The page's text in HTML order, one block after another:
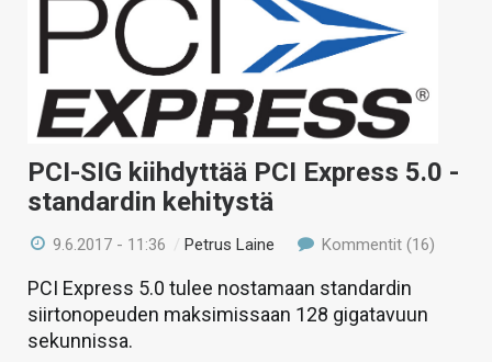
PCI-SIG kiihdyttää PCI Express 5.0 -
standardin kehitystä
9.6.2017 - 11:36 /Petrus Laine Kommentit (16)
PCI Express 5.0 tulee nostamaan standardin
siirtonopeuden maksimissaan 128 gigatavuun
sekunnissa.